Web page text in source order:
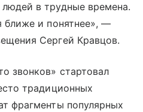
в трудные времена.
ближе и понятнее», —
Сергей Кравцов.
звонков» стартовал
традиционных
фрагменты популярных